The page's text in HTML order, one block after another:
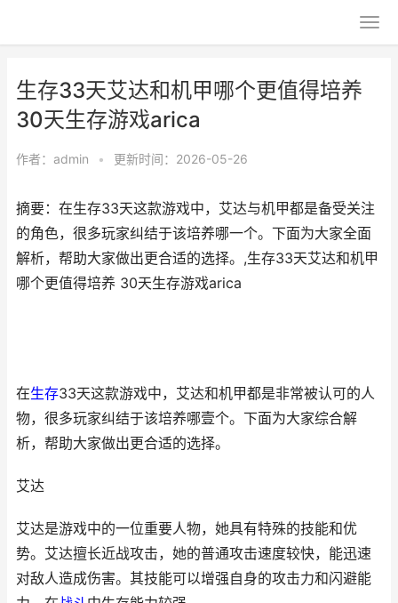
生存33天艾达和机甲哪个更值得培养
30天生存游戏arica
作者： admin • 更新时间：2026-05-26
摘要：在生存33天这款游戏中，艾达与机甲都是备受关注
的角色，很多玩家纠结于该培养哪一个。下面为大家全面
解析，帮助大家做出更合适的选择。,生存33天艾达和机甲
哪个更值得培养 30天生存游戏arica
在生存33天这款游戏中，艾达和机甲都是非常被认可的人
物，很多玩家纠结于该培养哪壹个。下面为大家综合解
析，帮助大家做出更合适的选择。
艾达
艾达是游戏中的一位重要人物，她具有特殊的技能和优
势。艾达擅长近战攻击，她的普通攻击速度较快，能迅速
对敌人造成伤害。其技能可以增强自身的攻击力和闪避能